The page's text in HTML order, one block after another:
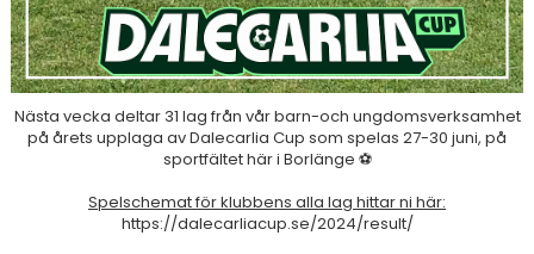
Nästa vecka deltar 31 lag från vår barn-och ungdomsverksamhet
på årets upplaga av Dalecarlia Cup som spelas 27-30 juni, på
sportfältet här i Borlänge ⚽️
Spelschemat för klubbens alla lag hittar ni här:
https://dalecarliacup.se/2024/result/